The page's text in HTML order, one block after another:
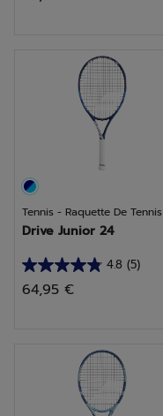
Tennis - Raquette De Tennis
Drive Junior 24
4.8 (5)
4.8
sur
64,95 €